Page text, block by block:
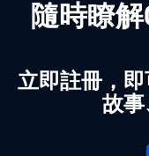
隨時瞭解
立即註冊，即
故事